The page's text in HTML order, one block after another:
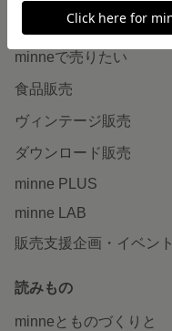
作品販売について
minneで売りたい
食品販売
ヴィンテージ販売
ダウンロード販売
minne PLUS
minne LAB
販売支援企画・イベント
読みもの
minneとものづくりと